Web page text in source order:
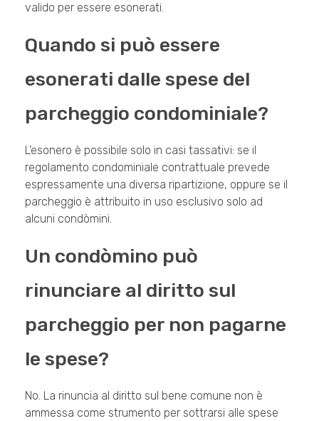
valido per essere esonerati.
Quando si può essere
esonerati dalle spese del
parcheggio condominiale?
L’esonero è possibile solo in casi tassativi: se il
regolamento condominiale contrattuale prevede
espressamente una diversa ripartizione, oppure se il
parcheggio è attribuito in uso esclusivo solo ad
alcuni condòmini.
Un condòmino può
rinunciare al diritto sul
parcheggio per non pagarne
le spese?
No. La rinuncia al diritto sul bene comune non è
ammessa come strumento per sottrarsi alle spese